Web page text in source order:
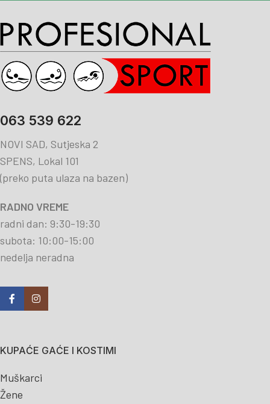
063 539 622
NOVI SAD, Sutjeska 2
SPENS, Lokal 101
(preko puta ulaza na bazen)
RADNO VREME
radni dan: 9:30-19:30
subota: 10:00-15:00
nedelja neradna
KUPAĆE GAĆE I KOSTIMI
Muškarci
Žene